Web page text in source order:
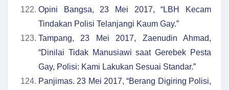
Opini Bangsa, 23 Mei 2017, “LBH Kecam
Tindakan Polisi Telanjangi Kaum Gay.”
Tampang, 23 Mei 2017, Zaenudin Ahmad,
“Dinilai Tidak Manusiawi saat Gerebek Pesta
Gay, Polisi: Kami Lakukan Sesuai Standar.”
Panjimas. 23 Mei 2017, “Berang Digiring Polisi,